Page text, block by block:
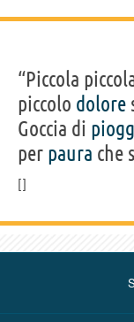
“Piccola
piccolo dolore
Goccia di
per paura che